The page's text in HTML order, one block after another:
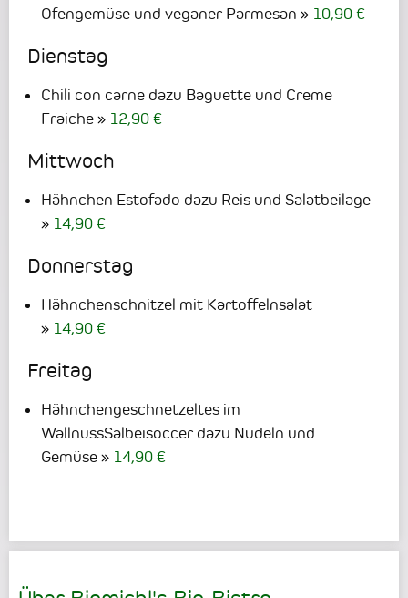
Ofengemüse und veganer Parmesan
10,90 €
Dienstag
Chili con carne dazu Baguette und Creme
Fraiche
12,90 €
Mittwoch
Hähnchen Estofado dazu Reis und Salatbeilage
14,90 €
Donnerstag
Hähnchenschnitzel mit Kartoffelnsalat
14,90 €
Freitag
Hähnchengeschnetzeltes im
WallnussSalbeisoccer dazu Nudeln und
Gemüse
14,90 €